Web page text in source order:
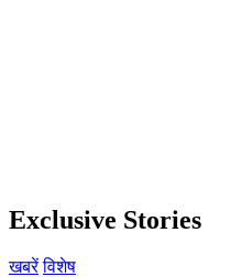
Exclusive Stories
खबरें विशेष